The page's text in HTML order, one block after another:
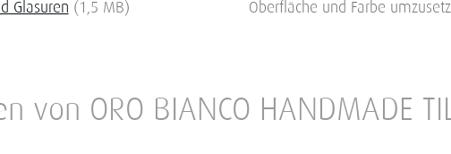
Glasuren (1,5 MB)
Oberfläche und Farbe
von ORO BIANCO HANDMADE